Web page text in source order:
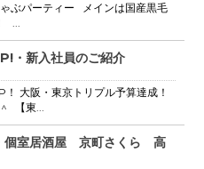
ぶパーティー メインは国産黒毛
...
・新入社員のご紹介
大阪・東京トリプル予算達成！
【東...
個室居酒屋 京町さくら 高